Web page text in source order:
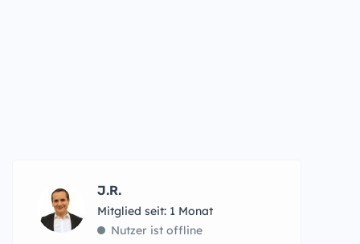
J.R.
Mitglied seit: 1 Monat
Nutzer ist offline